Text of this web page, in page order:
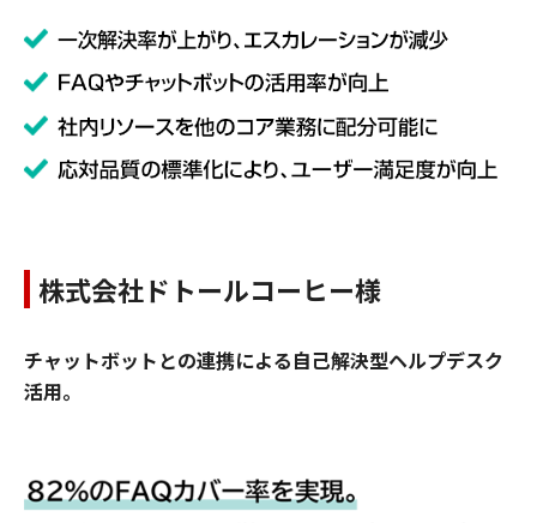
株式会社ドトールコーヒー様
チャットボットとの連携による自己解決型ヘルプデスク
活用。